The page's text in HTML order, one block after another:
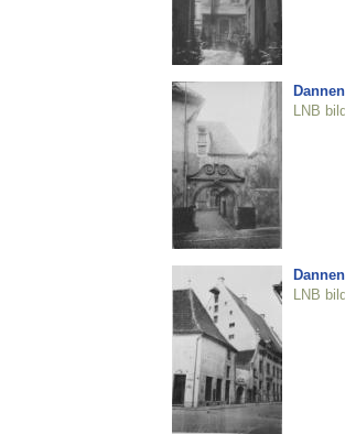
LNB
LNB